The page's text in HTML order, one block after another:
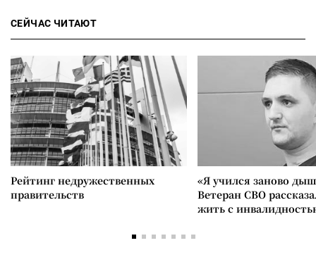
СЕЙЧАС ЧИТАЮТ
Рейтинг недружественных
правительств
«Я учился заново
Ветеран СВО
жить с